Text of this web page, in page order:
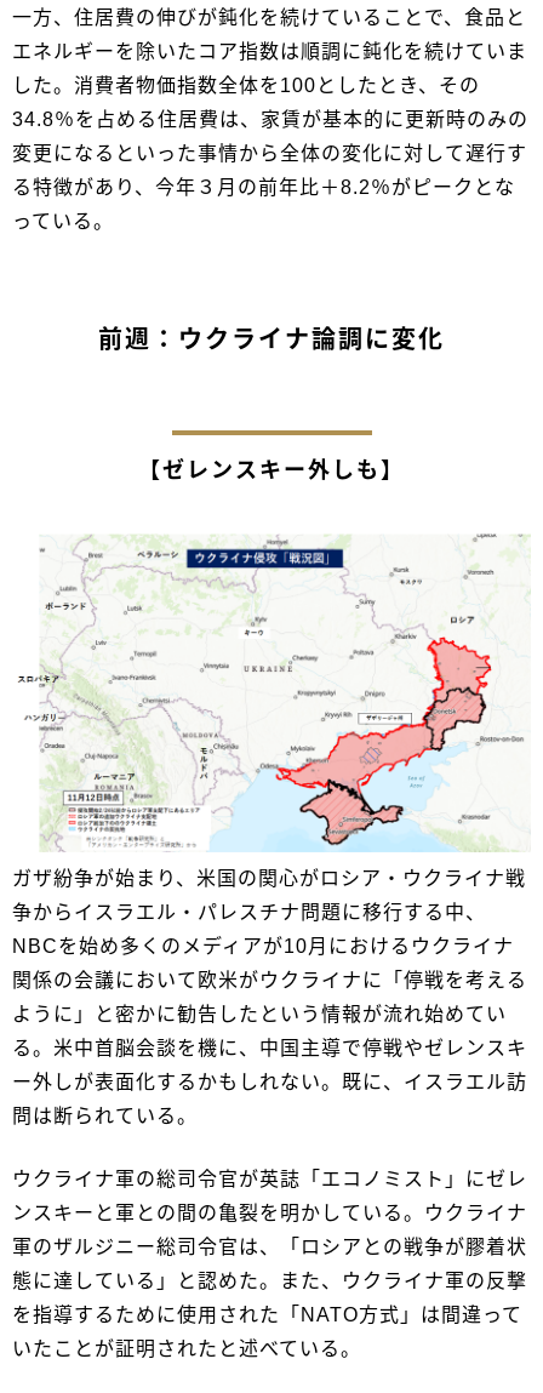
一方、住居費の伸びが鈍化を続けていることで、食品と
エネルギーを除いたコア指数は順調に鈍化を続けていま
した。消費者物価指数全体を100としたとき、その
34.8％を占める住居費は、家賃が基本的に更新時のみの
変更になるといった事情から全体の変化に対して遅行す
る特徴があり、今年３月の前年比＋8.2％がピークとな
っている。
前週：ウクライナ論調に変化
【ゼレンスキー外しも】
ガザ紛争が始まり、米国の関心がロシア・ウクライナ戦
争からイスラエル・パレスチナ問題に移行する中、
NBCを始め多くのメディアが10月におけるウクライナ
関係の会議において欧米がウクライナに「停戦を考える
ように」と密かに勧告したという情報が流れ始めてい
る。米中首脳会談を機に、中国主導で停戦やゼレンスキ
ー外しが表面化するかもしれない。既に、イスラエル訪
問は断られている。
ウクライナ軍の総司令官が英誌「エコノミスト」にゼレ
ンスキーと軍との間の亀裂を明かしている。ウクライナ
軍のザルジニー総司令官は、「ロシアとの戦争が膠着状
態に達している」と認めた。また、ウクライナ軍の反撃
を指導するために使用された「NATO方式」は間違って
いたことが証明されたと述べている。